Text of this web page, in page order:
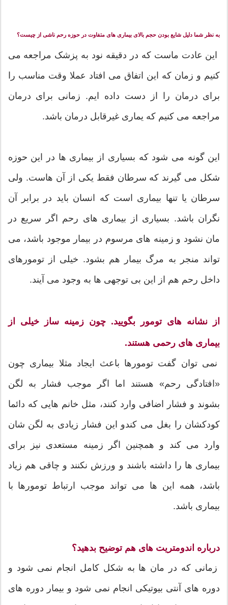
به نظر شما دلیل شایع بودن حجم بالای بیماری های متفاوت در حوزه رحم ناشی از چیست؟
این عادت ماست که در دقیقه نود به پزشک مراجعه می
کنیم و زمان که این اتفاق می افتاد عملا وقت مناسب را
برای درمان را از دست داده ایم. زمانی برای درمان
مراجعه می کنیم که یماری غیرقابل درمان باشد.
این گونه می شود که بسیاری از بیماری ها در این حوزه
شکل می گیرند که سرطان فقط یکی از آن هاست. ولی
سرطان یا تنها بیماری است که انسان باید در برابر آن
نگران باشد. بسیاری از بیماری های رحم اگر سریع در
مان نشود و زمینه های مرسوم در بیمار موجود باشد، می
تواند منجر به مرگ بیمار هم بشود. خیلی از تومورهای
داخل رحم هم از این بی توجهی ها به وجود می آیند.
از نشانه های تومور بگویید. چون زمینه ساز خیلی از
بیماری های رحمی هستند.
نمی توان گفت تومورها باعث ایجاد مثلا بیماری چون
«افتادگی رحم» هستند اما اگر موجب فشار به لگن
بشوند و فشار اضافی وارد کنند، مثل خانم هایی که دائما
کودکشان را بغل می کندو این فشار زیادی به لگن شان
وارد می کند و همچنین اگر زمینه مستعدی نیز برای
بیماری ها را داشته باشند و ورزش نکنند و چاقی هم زیاد
باشد، همه این ها می تواند موجب ارتباط تومورها با
بیماری باشد.
درباره اندومتریت های هم توضیح بدهید؟
زمانی که در مان ها به شکل کامل انجام نمی شود و
دوره های آنتی بیوتیکی انجام نمی شود و بیمار دوره های